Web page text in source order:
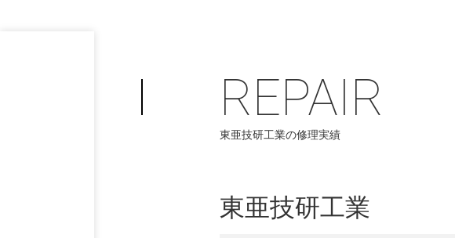
フィロソフィー
REPAIR
東亜技研工業の修理実績
東亜技研工業